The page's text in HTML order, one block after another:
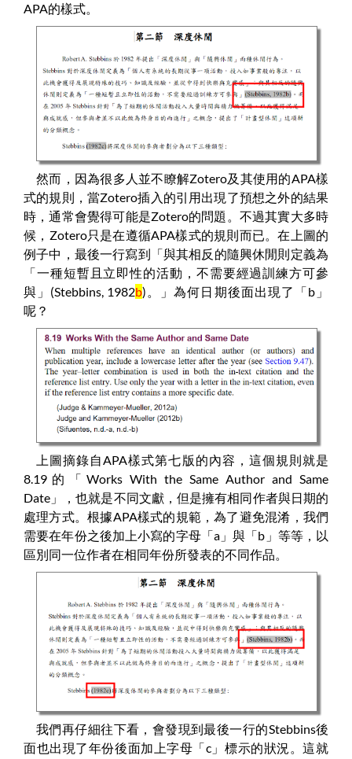
APA的樣式。
然而，因為很多人並不瞭解Zotero及其使用的APA樣
式的規則，當Zotero插入的引用出現了預想之外的結果
時，通常會覺得可能是Zotero的問題。不過其實大多時
候，Zotero只是在遵循APA樣式的規則而已。在上圖的
例子中，最後一行寫到「與其相反的隨興休閒則定義為
「一種短暫且立即性的活動，不需要經過訓練方可參
與」(Stebbins, 1982b)。」為何日期後面出現了「b」
呢？
上圖摘錄自APA樣式第七版的內容，這個規則就是
8.19的「Works With the Same Author and Same
Date」，也就是不同文獻，但是擁有相同作者與日期的
處理方式。根據APA樣式的規範，為了避免混淆，我們
需要在年份之後加上小寫的字母「a」與「b」等等，以
區別同一位作者在相同年份所發表的不同作品。
我們再仔細往下看，會發現到最後一行的Stebbins後
面也出現了年份後面加上字母「c」標示的狀況。這就